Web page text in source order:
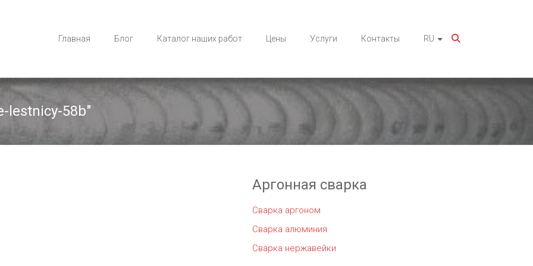
Главная Блог Каталог наших работ Цены Услуги Контакты RU
lestnicy-58b"
Аргонная сварка
Сварка аргоном
Сварка алюминия
Сварка нержавейки